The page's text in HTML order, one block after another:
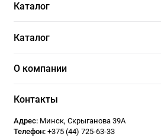
Каталог
Каталог
О компании
Контакты
Адрес: Минск, Скрыганова 39А
Телефон: +375 (44) 725-63-33